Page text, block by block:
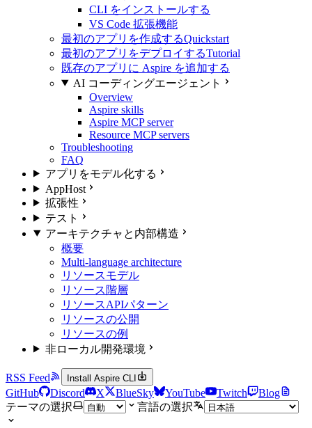
CLI をインストールする
VS Code 拡張機能
最初のアプリを作成するQuickstart
最初のアプリをデプロイするTutorial
既存のアプリに Aspire を追加する
AI コーディングエージェント
Overview
Aspire skills
Aspire MCP server
Resource MCP servers
Troubleshooting
FAQ
アプリをモデル化する
AppHost
拡張性
テスト
アーキテクチャと内部構造
概要
Multi-language architecture
リソースモデル
リソース階層
リソースAPIパターン
リソースの公開
リソースの例
非ローカル開発環境
RSS Feed Install Aspire CLI
GitHub Discord X BlueSky YouTube Twitch
Blog
テーマの選択
言語の選択